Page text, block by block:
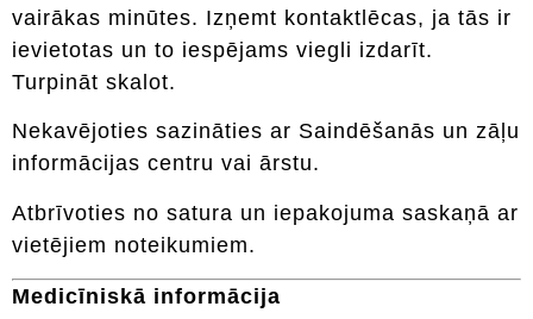
vairākas minūtes. Izņemt kontaktlēcas, ja tās ir
ievietotas un to iespējams viegli izdarīt.
Turpināt skalot.
Nekavējoties sazināties ar Saindēšanās un zāļu
informācijas centru vai ārstu.
Atbrīvoties no satura un iepakojuma saskaņā ar
vietējiem noteikumiem.
Medicīniskā informācija